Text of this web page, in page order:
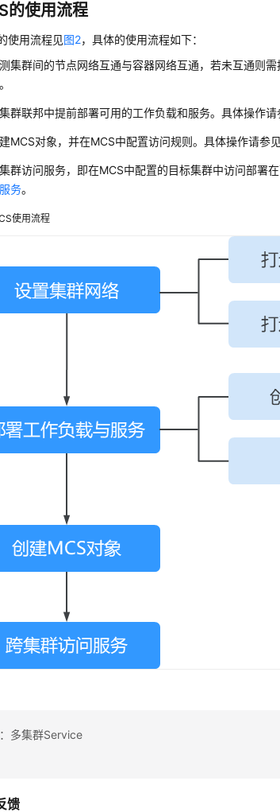
的使用流程
使用流程见图2，具体的使用流程如下：
集群间的节点网络互通与容器网络互通，若未互通则
。
群联邦中提前部署可用的工作负载和服务。具体操作请
MCS对象，并在MCS中配置访问规则。具体操作请参
群访问服务，即在MCS中配置的目标集群中访问部署
务。
使用流程
：多集群Service
馈